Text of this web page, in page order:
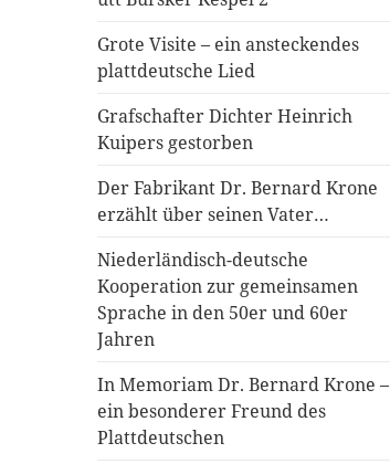
Grote Visite – ein ansteckendes
plattdeutsche Lied
Grafschafter Dichter Heinrich
Kuipers gestorben
Der Fabrikant Dr. Bernard Krone
erzählt über seinen Vater…
Niederländisch-deutsche
Kooperation zur gemeinsamen
Sprache in den 50er und 60er
Jahren
In Memoriam Dr. Bernard Krone –
ein besonderer Freund des
Plattdeutschen